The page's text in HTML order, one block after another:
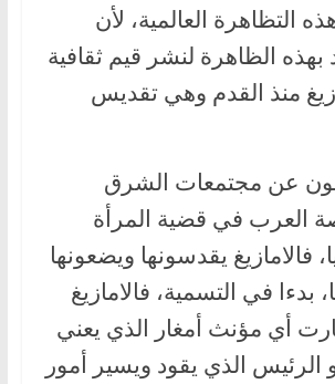
التظاهرة العالمية، لأن
بهذه الظاهرة لنشر قيم ثقافية
منذ القدم وهي تقديس
عن مجتمعات الشرق
العرب في قضية المرأة
فالامازيغ يقدسونها ويضعونها
بدءا في التسمية، فالامازيغ
أي مؤنث أمغار الذي يعني
الرئيس الذي يقود ويسير أمور